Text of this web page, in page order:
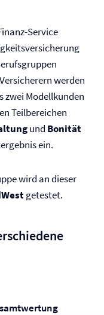
Service
werden
zwei Modellkunden
Teilbereichen
und Bonität
ein.
wird an dieser
getestet.